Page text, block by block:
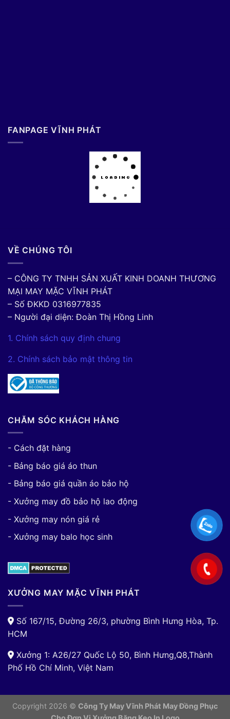
FANPAGE VĨNH PHÁT
VỀ CHÚNG TÔI
– CÔNG TY TNHH SẢN XUẤT KINH DOANH THƯƠNG
MẠI MAY MẶC VĨNH PHÁT
– Số ĐKKD 0316977835
– Người đại diện: Đoàn Thị Hồng Linh
1. Chính sách quy định chung
2. Chính sách bảo mật thông tin
CHĂM SÓC KHÁCH HÀNG
- Cách đặt hàng
- Bảng báo giá áo thun
- Bảng báo giá quần áo bảo hộ
- Xưởng may đồ bảo hộ lao động
- Xưởng may nón giá rẻ
- Xưởng may balo học sinh
XƯỞNG MAY MẶC VĨNH PHÁT
Số 167/15, Đường 26/3, phường Bình Hưng Hòa, Tp.
HCM
Xưởng 1: A26/27 Quốc Lộ 50, Bình Hưng,Q8,Thành
Phố Hồ Chí Minh, Việt Nam
Copyright 2026 © Công Ty May Vĩnh Phát May Đồng Phục